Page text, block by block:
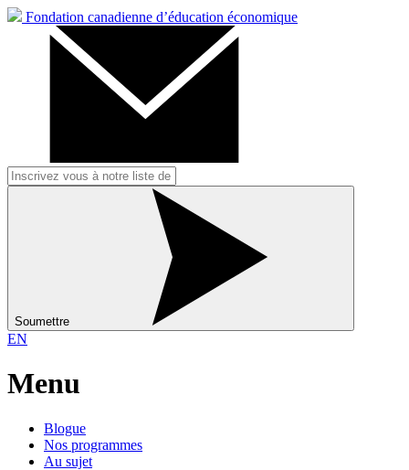
Fondation canadienne d’éducation économique
Soumettre
EN
Menu
Blogue
Nos programmes
Au sujet